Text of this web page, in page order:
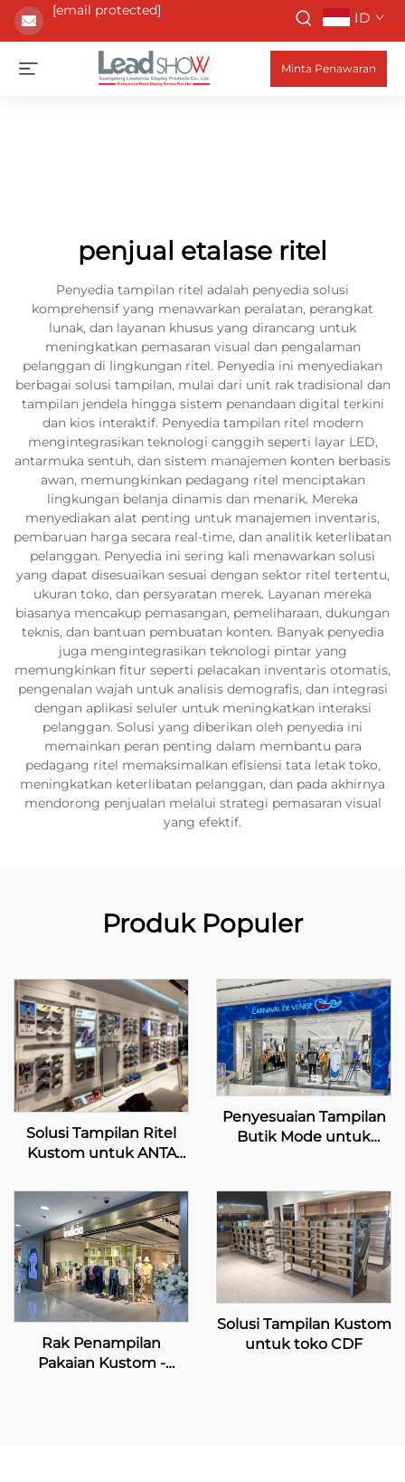
[email protected] ID
Minta Penawaran
penjual etalase ritel
Penyedia tampilan ritel adalah penyedia solusi
komprehensif yang menawarkan peralatan, perangkat
lunak, dan layanan khusus yang dirancang untuk
meningkatkan pemasaran visual dan pengalaman
pelanggan di lingkungan ritel. Penyedia ini menyediakan
berbagai solusi tampilan, mulai dari unit rak tradisional dan
tampilan jendela hingga sistem penandaan digital terkini
dan kios interaktif. Penyedia tampilan ritel modern
mengintegrasikan teknologi canggih seperti layar LED,
antarmuka sentuh, dan sistem manajemen konten berbasis
awan, memungkinkan pedagang ritel menciptakan
lingkungan belanja dinamis dan menarik. Mereka
menyediakan alat penting untuk manajemen inventaris,
pembaruan harga secara real-time, dan analitik keterlibatan
pelanggan. Penyedia ini sering kali menawarkan solusi
yang dapat disesuaikan sesuai dengan sektor ritel tertentu,
ukuran toko, dan persyaratan merek. Layanan mereka
biasanya mencakup pemasangan, pemeliharaan, dukungan
teknis, dan bantuan pembuatan konten. Banyak penyedia
juga mengintegrasikan teknologi pintar yang
memungkinkan fitur seperti pelacakan inventaris otomatis,
pengenalan wajah untuk analisis demografis, dan integrasi
dengan aplikasi seluler untuk meningkatkan interaksi
pelanggan. Solusi yang diberikan oleh penyedia ini
memainkan peran penting dalam membantu para
pedagang ritel memaksimalkan efisiensi tata letak toko,
meningkatkan keterlibatan pelanggan, dan pada akhirnya
mendorong penjualan melalui strategi pemasaran visual
yang efektif.
Produk Populer
Solusi Tampilan Ritel
Kustom untuk ANTA
Penyesuaian Tampilan
Butik Mode untuk
Rak Penampilan
Pakaian Kustom -
Solusi Tampilan Kustom
untuk toko CDF